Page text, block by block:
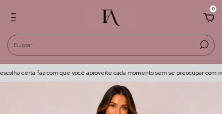
0
certa faz com que você aproveite cada momento sem se preocupar com